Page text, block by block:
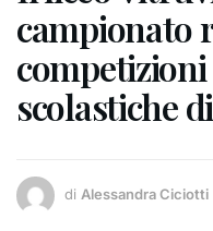
campionato
scolastiche
di Alessandra Ciciotti